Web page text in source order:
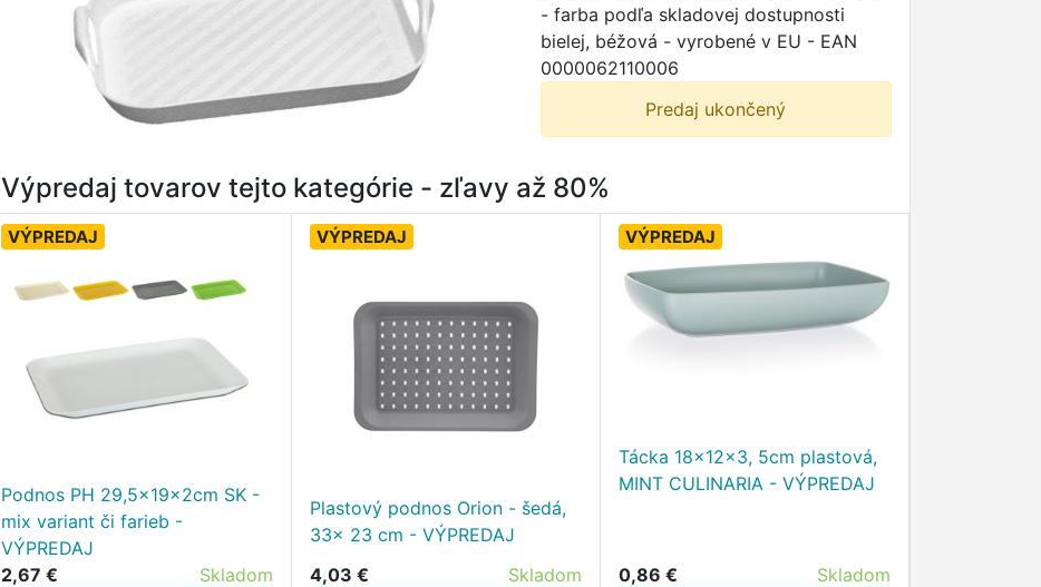
- farba podľa skladovej dostupnosti
bielej, béžová - vyrobené v EU - EAN
0000062110006
Predaj ukončený
Výpredaj tovarov tejto kategórie - zľavy až 80%
VÝPREDAJ
Podnos PH 29,5x19x2cm SK -
mix variant či farieb -
VÝPREDAJ
2,67 €
Skladom
VÝPREDAJ
Plastový podnos Orion - šedá,
33x 23 cm - VÝPREDAJ
4,03 €
Skladom
VÝPREDAJ
Tácka 18x12x3, 5cm plastová,
MINT CULINARIA - VÝPREDAJ
0,86 €
Skladom